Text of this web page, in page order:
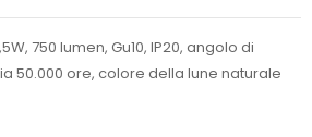
750 lumen, Gu10, IP20, angolo di
50.000 ore, colore della lune naturale